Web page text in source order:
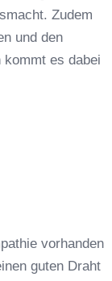
Zudem
und den
es dabei
vorhanden
guten Draht